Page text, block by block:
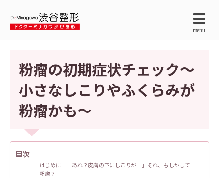
menu
粉瘤の初期症状チェック～
小さなしこりやふくらみが
粉瘤かも～
目次
はじめに｜「あれ？皮膚の下にしこりが…」それ、もしかして
粉瘤？